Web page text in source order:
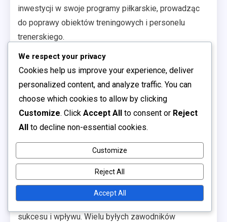
inwestycji w swoje programy piłkarskie, prowadząc
do poprawy obiektów treningowych i personelu
trenerskiego.
Co więcej, historyczny sukces zespołu przyczynił się
do poczucia dumy w lokalnych społecznościach,
wzmacniając znaczenie piłki nożnej jako filaru
kulturowego w Argentynie. To dziedzictwo nadal
motywuje zarówno zawodników, jak i trenerów,
kultywując ducha rywalizacji, który napędza sport do
przodu.
Dziedzictwa zawodników
Dziedzictwa byłych zawodników Zespołu Szkół
Argentyny są integralną częścią jego ciągłego
sukcesu i wpływu. Wielu byłych zawodników
We respect your privacy
Cookies help us improve your experience, deliver
personalized content, and analyze traffic. You can
choose which cookies to allow by clicking
Customize. Click Accept All to consent or Reject
All to decline non-essential cookies.
Customize
Reject All
Accept All